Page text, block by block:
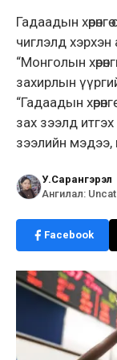
Гадаадын
чиглэлд хэрхэн
“Монголын
захирлын
“Гадаадын
зах зээлд
зээлийн
У.Сарангэрэл
Ангилал:
Facebook